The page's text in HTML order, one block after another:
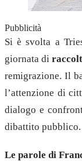
Pubblicità
Si è svolta a
giornata di
remigrazione. Il
l’attenzione di
dialogo e
dibattito pubblico.
Le parole di